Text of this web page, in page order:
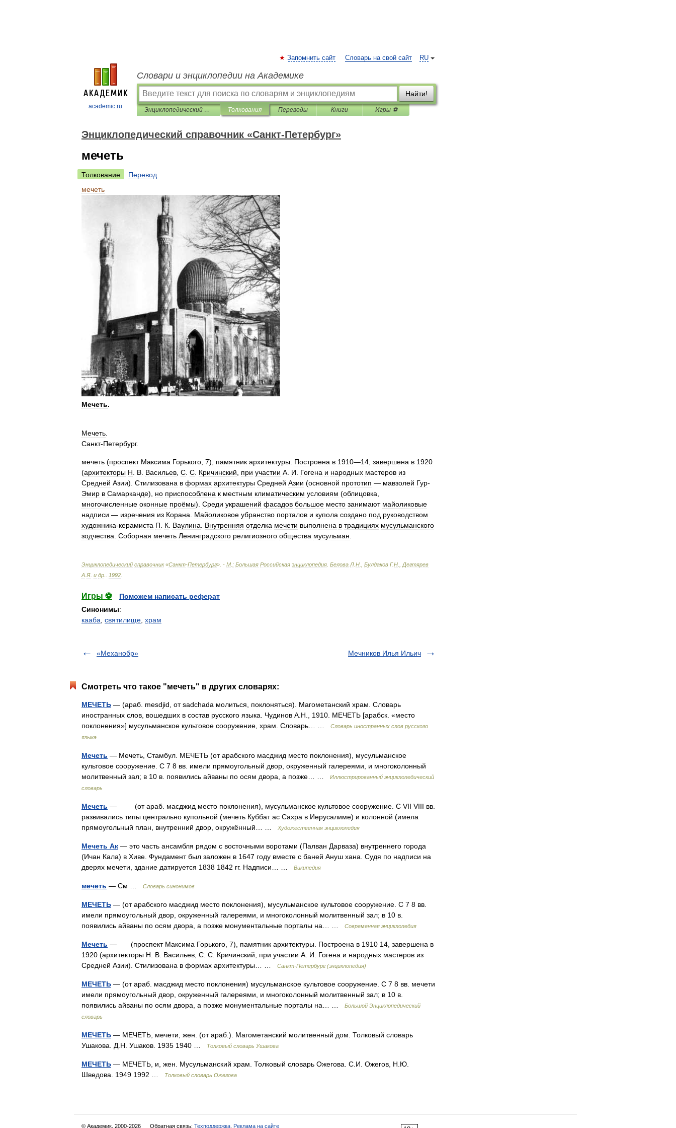
academic.ru
RU
Запомнить сайт Словарь на свой сайт
Словари и энциклопедии на Академике
Найти!
Энциклопедический справочник «Санкт-Петербург» Толкования Переводы Книги Игры ⚽
Энциклопедический справочник «Санкт-Петербург»
мечеть
Толкование
Перевод
мечеть
Мечеть.
Мечеть
Санкт-Петербург.
мечеть (проспект Максима Горького 7), памятник архитектуры Построена в 1910—14 завершена в 1920
(архитекторы Н В Васильев С С Кричинский при участии А И Гогена и народных мастеров из
Средней Азии). Стилизована в формах архитектуры Средней Азии (основной прототип — мавзолей Гур-
Эмир в Самарканде), но приспособлена к местным климатическим условиям (облицовка
многочисленные оконные проёмы). Среди украшений фасадов большое место занимают майоликовые
надписи — изречения из Корана Майоликовое убранство порталов и купола создано под руководством
художника-керамиста П К Ваулина Внутренняя отделка мечети выполнена в традициях мусульманского
зодчества Соборная мечеть Ленинградского религиозного общества мусульман
Энциклопедический справочник«Санкт-Петербург». - М : Большая Российская энциклопедия Белова Л Н Булдаков Г.Н
Дегтярев
А Я и др 1992
Игры ⚽
Поможем написать реферат
Синонимы:
кааба святилище храм
«Механобр» Мечников Илья Ильич
Смотреть что такое "мечеть" в других словарях:
МЕЧЕТЬ — (араб. mesdjid, от sadchada молиться, поклоняться). Магометанский храм. Словарь
иностранных слов, вошедших в состав русского языка. Чудинов А.Н., 1910. МЕЧЕТЬ [арабск. «место
поклонения»] мусульманское культовое сооружение, храм. Словарь… …
Словарь иностранных слов русского
языка
Мечеть — Мечеть, Стамбул. МЕЧЕТЬ (от арабского масджид место поклонения), мусульманское
культовое сооружение. С 7 8 вв. имели прямоугольный двор, окруженный галереями, и многоколонный
молитвенный зал; в 10 в. появились айваны по осям двора, а позже… …
Иллюстрированный энциклопедический
словарь
Мечеть — (от араб. масджид место поклонения), мусульманское культовое сооружение. С VII VIII вв.
развивались типы центрально купольной (мечеть Куббат ас Сахра в Иерусалиме) и колонной (имела
прямоугольный план, внутренний двор, окружённый… …
Художественная энциклопедия
Мечеть Ак — это часть ансамбля рядом с восточными воротами (Палван Дарваза) внутреннего города
(Ичан Кала) в Хиве. Фундамент был заложен в 1647 году вместе с баней Ануш хана. Судя по надписи на
дверях мечети, здание датируется 1838 1842 гг. Надписи… …
Википедия
мечеть — См … Словарь синонимов
МЕЧЕТЬ — (от арабского масджид место поклонения), мусульманское культовое сооружение. С 7 8 вв.
имели прямоугольный двор, окруженный галереями, и многоколонный молитвенный зал; в 10 в.
появились айваны по осям двора, а позже монументальные порталы на… …
Современная энциклопедия
Мечеть — (проспект Максима Горького, 7), памятник архитектуры. Построена в 1910 14, завершена в
1920 (архитекторы Н. В. Васильев, С. С. Кричинский, при участии А. И. Гогена и народных мастеров из
Средней Азии). Стилизована в формах архитектуры… …
Санкт-Петербург (энциклопедия)
МЕЧЕТЬ — (от араб. масджид место поклонения) мусульманское культовое сооружение. С 7 8 вв. мечети
имели прямоугольный двор, окруженный галереями, и многоколонный молитвенный зал; в 10 в.
появились айваны по осям двора, а позже монументальные порталы на… …
Большой Энциклопедический
словарь
МЕЧЕТЬ — МЕЧЕТЬ, мечети, жен. (от араб.). Магометанский молитвенный дом. Толковый словарь
Ушакова. Д.Н. Ушаков. 1935 1940 …
Толковый словарь Ушакова
МЕЧЕТЬ — МЕЧЕТЬ, и, жен. Мусульманский храм. Толковый словарь Ожегова. С.И. Ожегов, Н.Ю.
Шведова. 1949 1992 …
Толковый словарь Ожегова
© Академик, 2000-2026 Обратная связь: Техподдержка Реклама на сайте